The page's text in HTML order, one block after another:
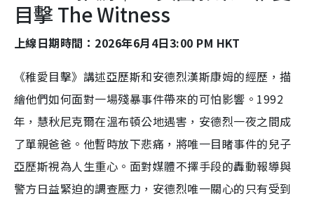
目擊 The Witness
上線日期時間：2026年6月4日3:00 PM HKT
《稚愛目擊》講述亞歷斯和安德烈漢斯康姆的經歷，描
繪他們如何面對一場殘暴事件帶來的可怕影響。1992
年，慧秋尼克爾在溫布頓公地遇害，安德烈一夜之間成
了單親爸爸。他暫時放下悲痛，將唯一目睹事件的兒子
亞歷斯視為人生重心。面對媒體不擇手段的轟動報導與
警方日益緊迫的調查壓力，安德烈唯一關心的只有受到